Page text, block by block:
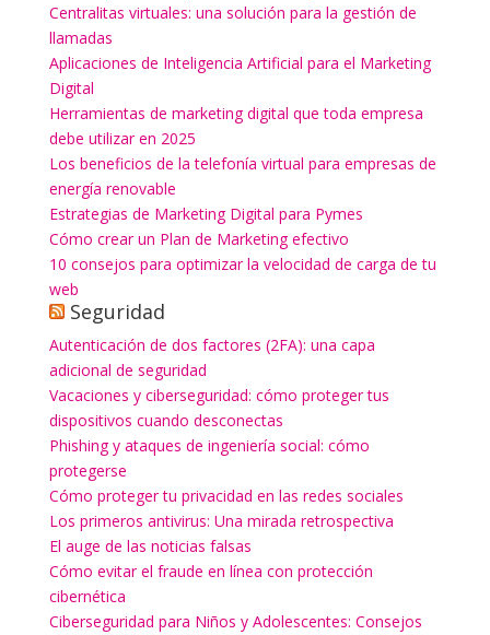
Centralitas virtuales: una solución para la gestión de
llamadas
Aplicaciones de Inteligencia Artificial para el Marketing
Digital
Herramientas de marketing digital que toda empresa
debe utilizar en 2025
Los beneficios de la telefonía virtual para empresas de
energía renovable
Estrategias de Marketing Digital para Pymes
Cómo crear un Plan de Marketing efectivo
10 consejos para optimizar la velocidad de carga de tu
web
Seguridad
Autenticación de dos factores (2FA): una capa
adicional de seguridad
Vacaciones y ciberseguridad: cómo proteger tus
dispositivos cuando desconectas
Phishing y ataques de ingeniería social: cómo
protegerse
Cómo proteger tu privacidad en las redes sociales
Los primeros antivirus: Una mirada retrospectiva
El auge de las noticias falsas
Cómo evitar el fraude en línea con protección
cibernética
Ciberseguridad para Niños y Adolescentes: Consejos